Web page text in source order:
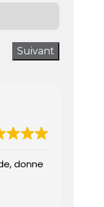
Suivant
donne